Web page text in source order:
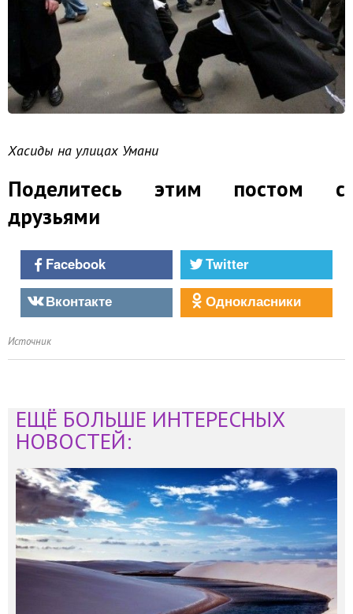
Хасиды на улицах Умани
Поделитесь этим постом с
друзьями
Facebook
Twitter
Вконтакте
Однокласники
Источник
ЕЩЁ БОЛЬШЕ ИНТЕРЕСНЫХ
НОВОСТЕЙ: